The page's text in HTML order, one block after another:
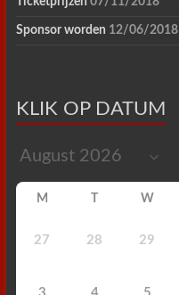
Sponsor worden 12/06/2018
KLIK OP DATUM
M W
27 28 29